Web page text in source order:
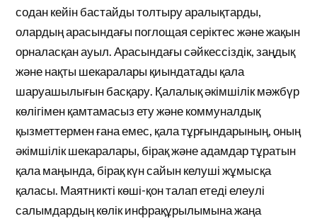
содан кейін бастайды толтыру аралықтарды,
олардың арасындағы поглощая серіктес және жақын
орналасқан ауыл. Арасындағы сәйкессіздік, заңдық
және нақты шекаралары қиындатады қала
шаруашылығын басқару. Қалалық әкімшілік мәжбүр
көлігімен қамтамасыз ету және коммуналдық
қызметтермен ғана емес, қала тұрғындарының, оның
әкімшілік шекаралары, бірақ және адамдар тұратын
қала маңында, бірақ күн сайын келуші жұмысқа
қаласы. Маятникті көші-қон талап етеді елеулі
салымдардың көлік инфрақұрылымына жаңа